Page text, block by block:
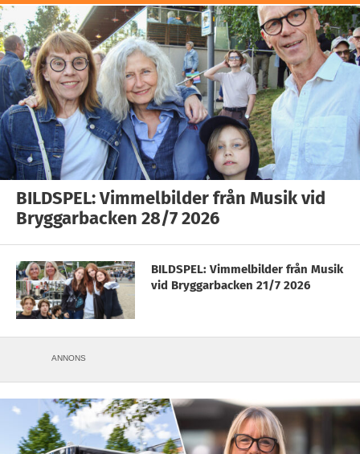
BILDSPEL: Vimmelbilder från Musik vid
Bryggarbacken 28/7 2026
BILDSPEL: Vimmelbilder från Musik
vid Bryggarbacken 21/7 2026
ANNONS